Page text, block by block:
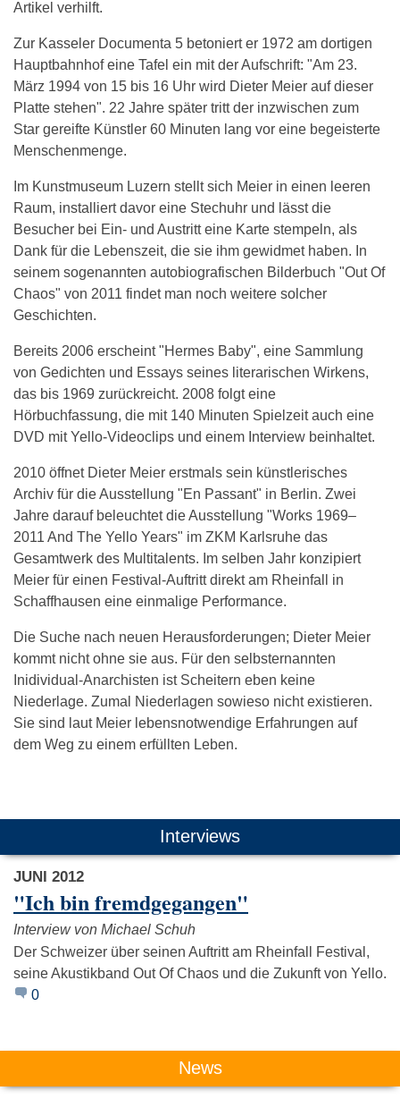
Artikel verhilft.
Zur Kasseler Documenta 5 betoniert er 1972 am dortigen
Hauptbahnhof eine Tafel ein mit der Aufschrift: "Am 23.
März 1994 von 15 bis 16 Uhr wird Dieter Meier auf dieser
Platte stehen". 22 Jahre später tritt der inzwischen zum
Star gereifte Künstler 60 Minuten lang vor eine begeisterte
Menschenmenge.
Im Kunstmuseum Luzern stellt sich Meier in einen leeren
Raum, installiert davor eine Stechuhr und lässt die
Besucher bei Ein- und Austritt eine Karte stempeln, als
Dank für die Lebenszeit, die sie ihm gewidmet haben. In
seinem sogenannten autobiografischen Bilderbuch "Out Of
Chaos" von 2011 findet man noch weitere solcher
Geschichten.
Bereits 2006 erscheint "Hermes Baby", eine Sammlung
von Gedichten und Essays seines literarischen Wirkens,
das bis 1969 zurückreicht. 2008 folgt eine
Hörbuchfassung, die mit 140 Minuten Spielzeit auch eine
DVD mit Yello-Videoclips und einem Interview beinhaltet.
2010 öffnet Dieter Meier erstmals sein künstlerisches
Archiv für die Ausstellung "En Passant" in Berlin. Zwei
Jahre darauf beleuchtet die Ausstellung "Works 1969–
2011 And The Yello Years" im ZKM Karlsruhe das
Gesamtwerk des Multitalents. Im selben Jahr konzipiert
Meier für einen Festival-Auftritt direkt am Rheinfall in
Schaffhausen eine einmalige Performance.
Die Suche nach neuen Herausforderungen; Dieter Meier
kommt nicht ohne sie aus. Für den selbsternannten
Inidividual-Anarchisten ist Scheitern eben keine
Niederlage. Zumal Niederlagen sowieso nicht existieren.
Sie sind laut Meier lebensnotwendige Erfahrungen auf
dem Weg zu einem erfüllten Leben.
Das könnte Dich auch interessieren:
Tangerine
Kraftwerk Depeche
Interviews
JUNI 2012
"Ich bin fremdgegangen"
Interview von Michael Schuh
Der Schweizer über seinen Auftritt am Rheinfall Festival,
seine Akustikband Out Of Chaos und die Zukunft von Yello.
0
News